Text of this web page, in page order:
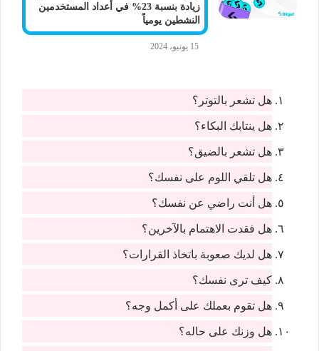
زيادة بنسبة 23% في أعداد المستخدمين
النشطين يومياً
15 يونيو، 2024
هل تشعر بالتوتر؟
هل ينتابك البكاء؟
هل تشعر بالضيق؟
هل تلقي اللوم على نفسك؟
هل أنت راضي عن نفسك؟
هل فقدت الاهتمام بالآخرين؟
هل لديك صعوبة باتخاذ القرارات؟
كيف ترى نفسك؟
هل تقوم بعملك على أكمل وجه؟
هل وزنك على حاله؟